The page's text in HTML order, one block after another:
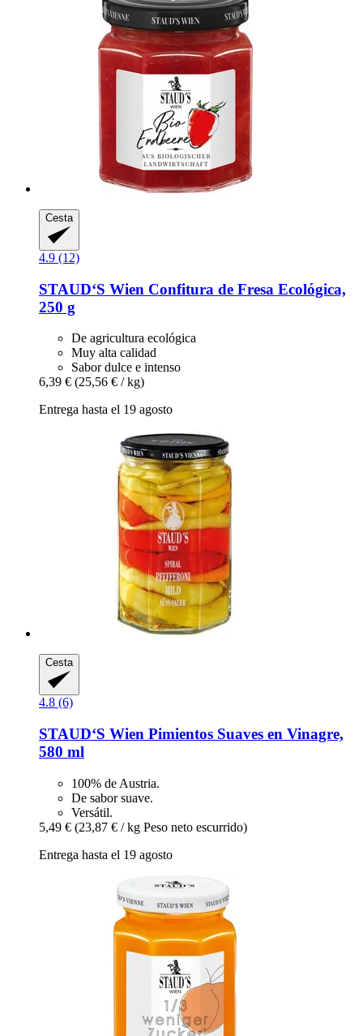
Cesta
4.9 (12)
STAUD‘S Wien Confitura de Fresa Ecológica,
250 g
De agricultura ecológica
Muy alta calidad
Sabor dulce e intenso
6,39 € (25,56 € / kg)
Entrega hasta el 19 agosto
Cesta
4.8 (6)
STAUD‘S Wien Pimientos Suaves en Vinagre,
580 ml
100% de Austria.
De sabor suave.
Versátil.
5,49 € (23,87 € / kg Peso neto escurrido)
Entrega hasta el 19 agosto